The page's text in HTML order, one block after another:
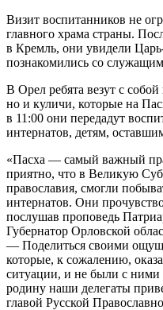
Визит воспитанников не
главного храма страны.
в Кремль, они увидели
познакомились со
В Орел ребята везут с
но и куличи, которые на
в 11:00 они передадут
интернатов, детям,
«Пасха — самый важный
приятно, что в Великую
православия, смогли
интернатов. Они
послушав проповедь
Губернатор Орловской
— Поделиться своими
которые, к сожалению,
ситуации, и не были с
родину наши делегаты
главой Русской